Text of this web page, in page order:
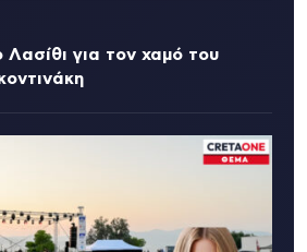
για τον χαμό του